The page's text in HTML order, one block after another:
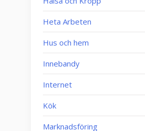
Heta Arbeten
Hus och hem
Innebandy
Internet
Kök
Marknadsföring